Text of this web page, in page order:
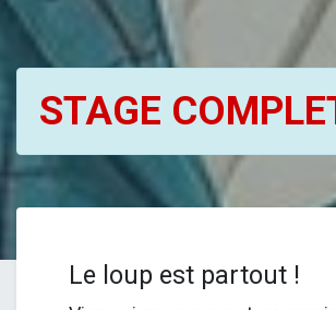
STAGE
Le loup est partout !